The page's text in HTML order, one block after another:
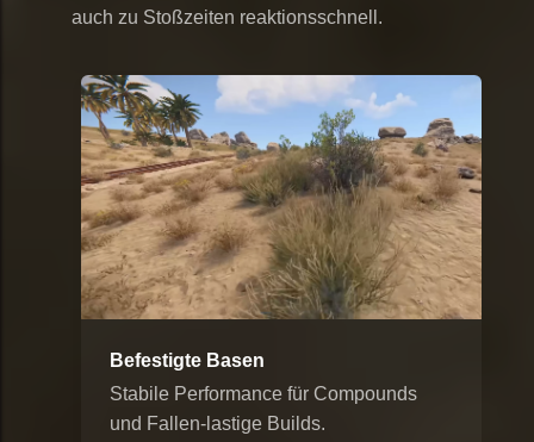
auch zu Stoßzeiten reaktionsschnell.
Befestigte Basen
Stabile Performance für Compounds
und Fallen-lastige Builds.